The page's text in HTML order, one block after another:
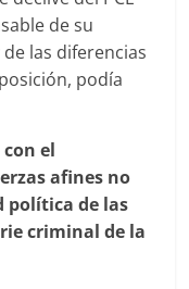
de su
las diferencias
podía
el
afines no
política de las
criminal de la